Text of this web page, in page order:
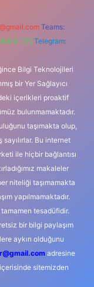
Teams:
0 726 Telegram:
Bilgi Teknolojileri
bir Yer Sağlayıcı
içerikleri proaktif
bulunmamaktadır.
taşımakta olup,
Bu internet
ile hiçbir bağlantısı
makaleler
niteliği taşımamakta
yapılmamaktadır.
tesadüfidir.
bir bilgi paylaşım
aykırı olduğunu
adresine
sitemizden